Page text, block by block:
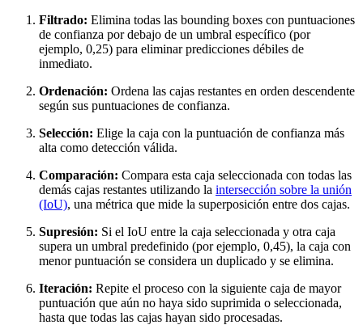
Filtrado: Elimina todas las bounding boxes con puntuaciones
de confianza por debajo de un umbral específico (por
ejemplo, 0,25) para eliminar predicciones débiles de
inmediato.
Ordenación: Ordena las cajas restantes en orden descendente
según sus puntuaciones de confianza.
Selección: Elige la caja con la puntuación de confianza más
alta como detección válida.
Comparación: Compara esta caja seleccionada con todas las
demás cajas restantes utilizando la intersección sobre la unión
(IoU), una métrica que mide la superposición entre dos cajas.
Supresión: Si el IoU entre la caja seleccionada y otra caja
supera un umbral predefinido (por ejemplo, 0,45), la caja con
menor puntuación se considera un duplicado y se elimina.
Iteración: Repite el proceso con la siguiente caja de mayor
puntuación que aún no haya sido suprimida o seleccionada,
hasta que todas las cajas hayan sido procesadas.